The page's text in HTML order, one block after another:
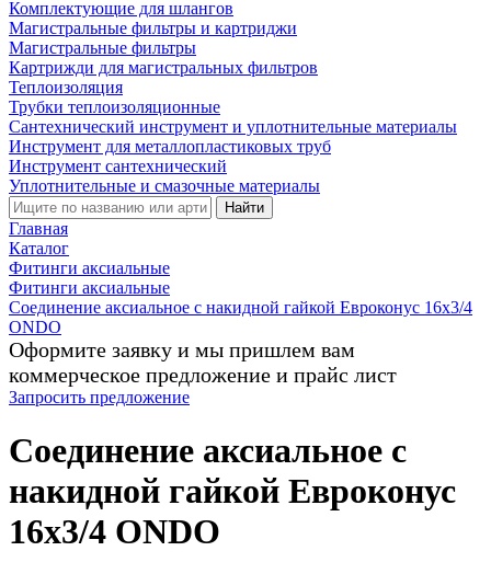
Комплектующие для шлангов
Магистральные фильтры и картриджи
Магистральные фильтры
Картрижди для магистральных фильтров
Теплоизоляция
Трубки теплоизоляционные
Сантехнический инструмент и уплотнительные материалы
Инструмент для металлопластиковых труб
Инструмент сантехнический
Уплотнительные и смазочные материалы
Найти
Главная
Каталог
Фитинги аксиальные
Фитинги аксиальные
Соединение аксиальное с накидной гайкой Евроконус 16х3/4
ONDO
Оформите заявку и мы пришлем вам
коммерческое предложение и прайс лист
Запросить предложение
Соединение аксиальное с
накидной гайкой Евроконус
16х3/4 ONDO